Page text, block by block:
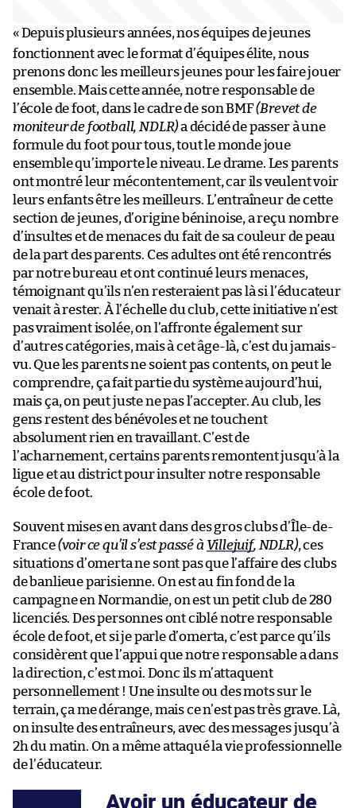
«Depuis plusieurs années, nos équipes de jeunes
fonctionnent avec le format d’équipes élite, nous
prenons donc les meilleurs jeunes pour les faire jouer
ensemble. Mais cette année, notre responsable de
l’école de foot, dans le cadre de son BMF(Brevet de
moniteur de football, NDLR)a décidé de passer à une
formule du foot pour tous, tout le monde joue
ensemble qu’importe le niveau. Le drame. Les parents
ont montré leur mécontentement, car ils veulent voir
leurs enfants être les meilleurs. L’entraîneur de cette
section de jeunes, d’origine béninoise, a reçu nombre
d’insultes et de menaces du fait de sa couleur de peau
de la part des parents. Ces adultes ont été rencontrés
par notre bureau et ont continué leurs menaces,
témoignant qu’ils n’en resteraient pas là si l’éducateur
venait à rester. À l’échelle du club, cette initiative n’est
pas vraiment isolée, on l’affronte également sur
d’autres catégories, mais à cet âge-là, c’est du jamais-
vu. Que les parents ne soient pas contents, on peut le
comprendre, ça fait partie du système aujourd’hui,
mais ça, on peut juste ne pas l’accepter. Au club, les
gens restent des bénévoles et ne touchent
absolument rien en travaillant. C’est de
l’acharnement, certains parents remontent jusqu’à la
ligue et au district pour insulter notre responsable
école de foot.
Souvent mises en avant dans des gros clubs d’Île-de-
France(voir ce qu’il s’est passé à Villejuif, NDLR), ces
situations d’omerta ne sont pas que l’affaire des clubs
de banlieue parisienne. On est au fin fond de la
campagne en Normandie, on est un petit club de 280
licenciés. Des personnes ont ciblé notre responsable
école de foot, et si je parle d’omerta, c’est parce qu’ils
considèrent que l’appui que notre responsable a dans
la direction, c’est moi. Donc ils m’attaquent
personnellement ! Une insulte ou des mots sur le
terrain, ça me dérange, mais ce n’est pas très grave. Là,
on insulte des entraîneurs, avec des messages jusqu’à
2h du matin. On a même attaqué la vie professionnelle
de l’éducateur.
Avoir un éducateur de